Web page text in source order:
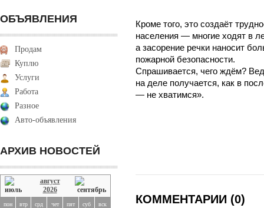
ОБЪЯВЛЕНИЯ
Продам
Куплю
Услуги
Работа
Разное
Авто-объявления
АРХИВ НОВОСТЕЙ
август
2026
пон втр срд чет пят суб вск
Кроме того, это создаёт
населения — многие ходят в
а засорение речки наносит
пожарной безопасности.
Спрашивается, чего ждём?
на деле получается, как в
— не хватимся».
КОММЕНТАРИИ (0)